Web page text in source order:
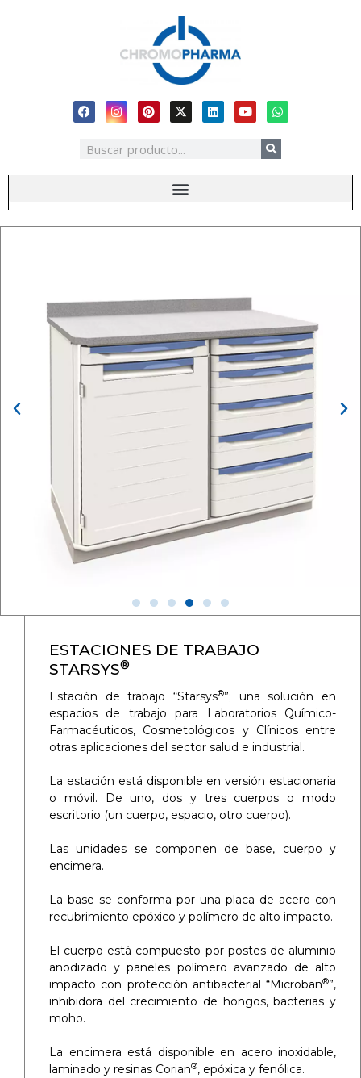
ESTACIONES DE TRABAJO
STARSYS®
Estación de trabajo “Starsys®”; una solución en
espacios de trabajo para Laboratorios Químico-
Farmacéuticos, Cosmetológicos y Clínicos entre
otras aplicaciones del sector salud e industrial.
La estación está disponible en versión estacionaria
o móvil. De uno, dos y tres cuerpos o modo
escritorio (un cuerpo, espacio, otro cuerpo).
Las unidades se componen de base, cuerpo y
encimera.
La base se conforma por una placa de acero con
recubrimiento epóxico y polímero de alto impacto.
El cuerpo está compuesto por postes de aluminio
anodizado y paneles polímero avanzado de alto
impacto con protección antibacterial “Microban®”,
inhibidora del crecimiento de hongos, bacterias y
moho.
La encimera está disponible en acero inoxidable,
laminado y resinas Corian®, epóxica y fenólica.